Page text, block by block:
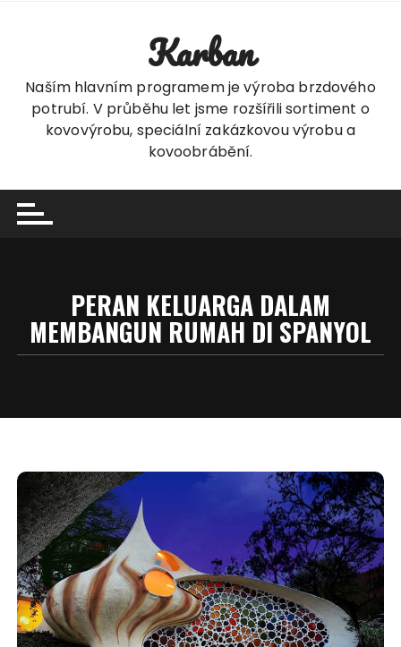
Karban
Naším hlavním programem je výroba brzdového
potrubí. V průběhu let jsme rozšířili sortiment o
kovovýrobu, speciální zakázkovou výrobu a
kovoobrábění.
PERAN KELUARGA DALAM
MEMBANGUN RUMAH DI SPANYOL